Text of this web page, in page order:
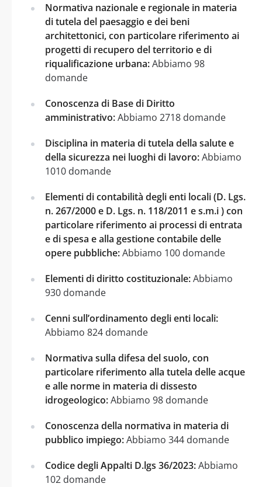
Normativa nazionale e regionale in materia
di tutela del paesaggio e dei beni
architettonici, con particolare riferimento ai
progetti di recupero del territorio e di
riqualificazione urbana:Abbiamo 98
domande
Conoscenza di Base di Diritto
amministrativo:Abbiamo 2718 domande
Disciplina in materia di tutela della salute e
della sicurezza nei luoghi di lavoro:Abbiamo
1010 domande
Elementi di contabilità degli enti locali (D. Lgs.
n. 267/2000 e D. Lgs. n. 118/2011 e s.m.i ) con
particolare riferimento ai processi di entrata
e di spesa e alla gestione contabile delle
opere pubbliche:Abbiamo 100 domande
Elementi di diritto costituzionale:Abbiamo
930 domande
Cenni sull’ordinamento degli enti locali:
Abbiamo 824 domande
Normativa sulla difesa del suolo, con
particolare riferimento alla tutela delle acque
e alle norme in materia di dissesto
idrogeologico:Abbiamo 98 domande
Conoscenza della normativa in materia di
pubblico impiego:Abbiamo 344 domande
Codice degli Appalti D.lgs 36/2023:Abbiamo
102 domande